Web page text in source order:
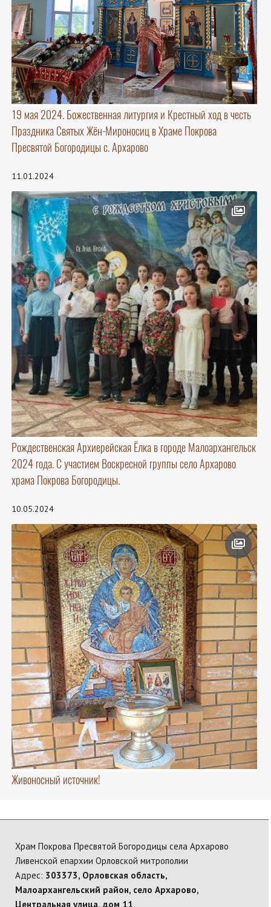
19 мая 2024. Божественная литургия и Крестный ход в честь
Праздника Святых Жён-Мироносиц в Храме Покрова
Пресвятой Богородицы с. Архарово
11.01.2024
Рождественская Архиерейская Ёлка в городе Малоархангельск
2024 года. С участием Воскресной группы село Архарово
храма Покрова Богородицы.
10.05.2024
Живоносный источник!
Храм Покрова Пресвятой Богородицы села Архарово
Ливенской епархии Орловской митрополии
Адрес: 303373, Орловская область,
Малоархангельский район, село Архарово,
Центральная улица, дом 11